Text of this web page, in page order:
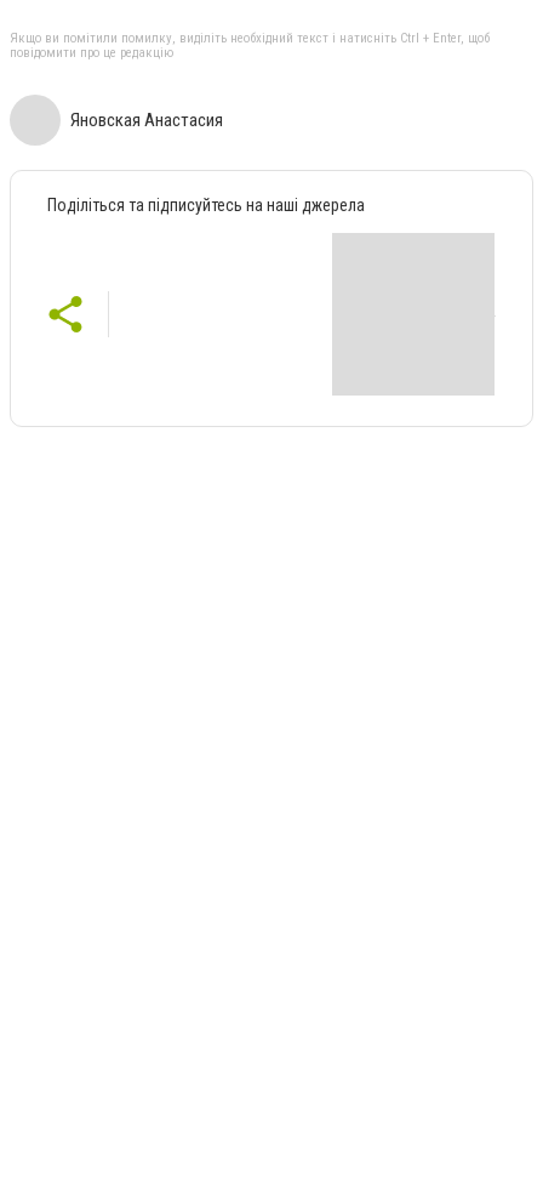
Якщо ви помітили помилку, виділіть необхідний текст і натисніть Ctrl + Enter, щоб
повідомити про це редакцію
Яновская Анастасия
Поділіться та підписуйтесь на наші джерела